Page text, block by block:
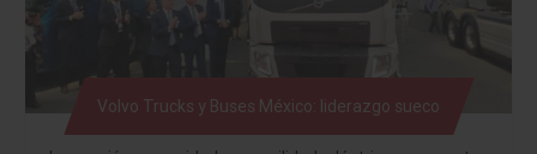
Volvo Trucks y Buses México: liderazgo sueco